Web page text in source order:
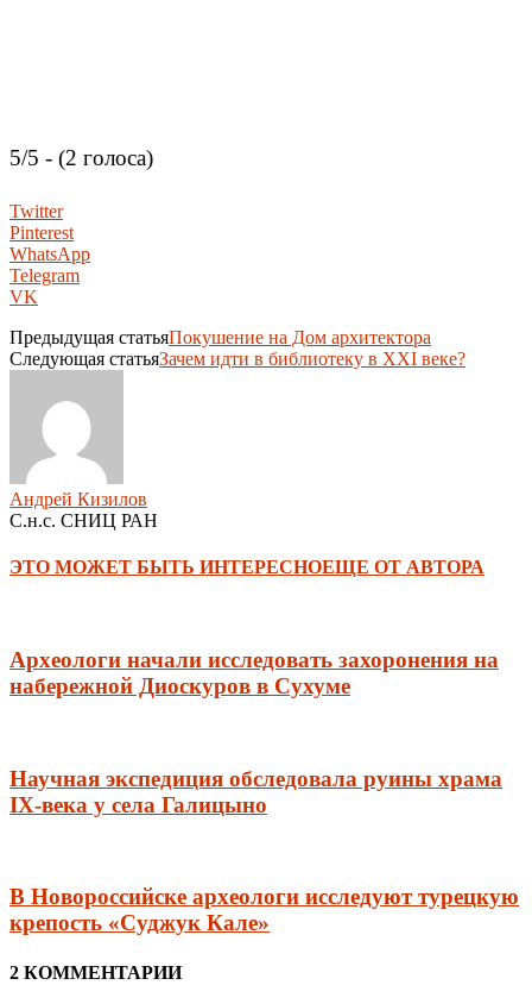
5/5 - (2 голоса)
Twitter
Pinterest
WhatsApp
Telegram
VK
Предыдущая статьяПокушение на Дом архитектора
Следующая статьяЗачем идти в библиотеку в XXI веке?
Андрей Кизилов
С.н.с. СНИЦ РАН
ЭТО МОЖЕТ БЫТЬ ИНТЕРЕСНОЕЩЕ ОТ АВТОРА
Археологи начали исследовать захоронения на
набережной Диоскуров в Сухуме
Научная экспедиция обследовала руины храма
IX-века у села Галицыно
В Новороссийске археологи исследуют турецкую
крепость «Суджук Кале»
2 КОММЕНТАРИИ